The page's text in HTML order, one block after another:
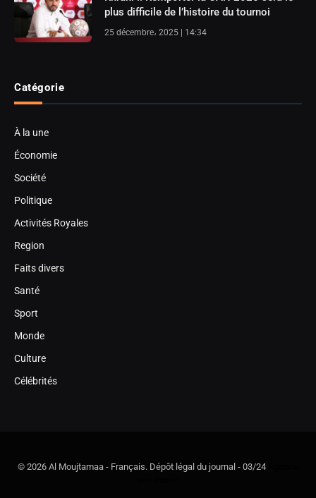
plus difficile de l’histoire du tournoi
25 décembre، 2025 | 14:34
Catégorie
À la une
Économie
Société
Politique
Activités Royales
Region
Faits divers
Santé
Sport
Monde
Culture
Célébrités
© 2026 Al Moujtamaa - Français. Dépôt légal du journal - 03/24